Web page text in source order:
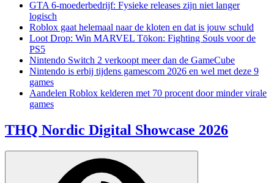
GTA 6-moederbedrijf: Fysieke releases zijn niet langer
logisch
Roblox gaat helemaal naar de kloten en dat is jouw schuld
Loot Drop: Win MARVEL Tōkon: Fighting Souls voor de
PS5
Nintendo Switch 2 verkoopt meer dan de GameCube
Nintendo is erbij tijdens gamescom 2026 en wel met deze 9
games
Aandelen Roblox kelderen met 70 procent door minder virale
games
THQ Nordic Digital Showcase 2026